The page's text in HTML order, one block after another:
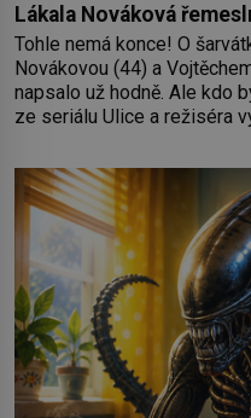
Lákala Nováková
Tohle nemá konce! O
Novákovou (44) a
napsalo už hodně. Ale kdo
ze seriálu Ulice a režiséra